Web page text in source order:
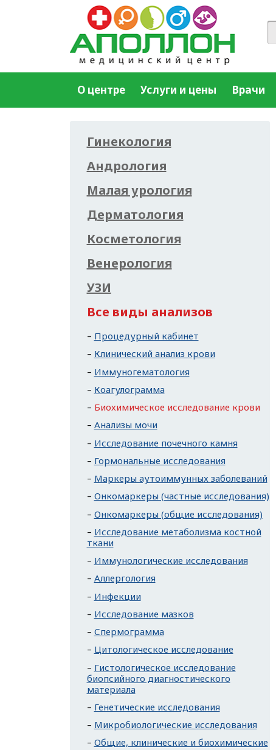
О центре Услуги и цены Врачи
Гинекология
Андрология
Малая урология
Дерматология
Косметология
Венерология
УЗИ
Все виды анализов
Процедурный кабинет
Клинический анализ крови
Иммуногематология
Коагулограмма
Биохимическое исследование крови
Анализы мочи
Исследование почечного камня
Гормональные исследования
Маркеры аутоиммунных заболеваний
Онкомаркеры (частные исследования)
Онкомаркеры (общие исследования)
Исследование метаболизма костной
ткани
Иммунологические исследования
Аллергология
Инфекции
Исследование мазков
Спермограмма
Цитологическое исследование
Гистологическое исследование
биопсийного диагностического
материала
Генетические исследования
Микробиологические исследования
Общие, клинические и биохимические